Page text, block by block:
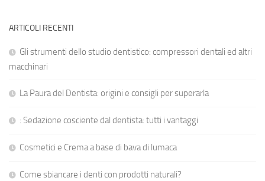
ARTICOLI RECENTI
Gli strumenti dello studio dentistico: compressori dentali ed altri
macchinari
La Paura del Dentista: origini e consigli per superarla
: Sedazione cosciente dal dentista: tutti i vantaggi
Cosmetici e Crema a base di bava di lumaca
Come sbiancare i denti con prodotti naturali?